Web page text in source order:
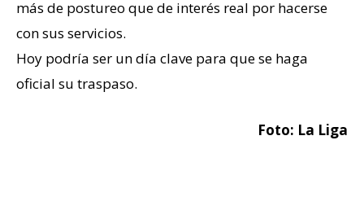
más de postureo que de interés real por hacerse
con sus servicios.
Hoy podría ser un día clave para que se haga
oficial su traspaso.
Foto: La Liga